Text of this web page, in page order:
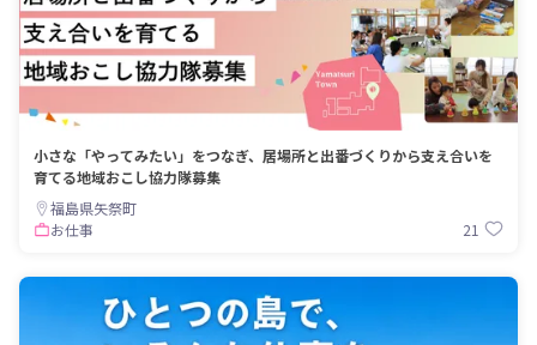
小さな「やってみたい」をつなぎ、居場所と出番づくりから支え合いを
育てる地域おこし協力隊募集
福島県矢祭町
お仕事
21